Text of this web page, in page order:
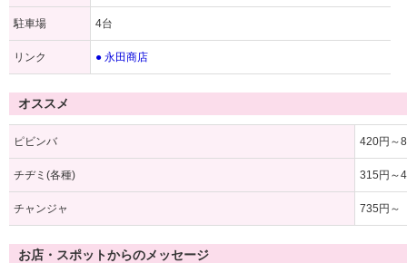
駐車場 4台
リンク ● 永田商店
オススメ
ピビンバ 420円～
チヂミ(各種) 315円～
チャンジャ 735円～
お店・スポットからのメッセージ